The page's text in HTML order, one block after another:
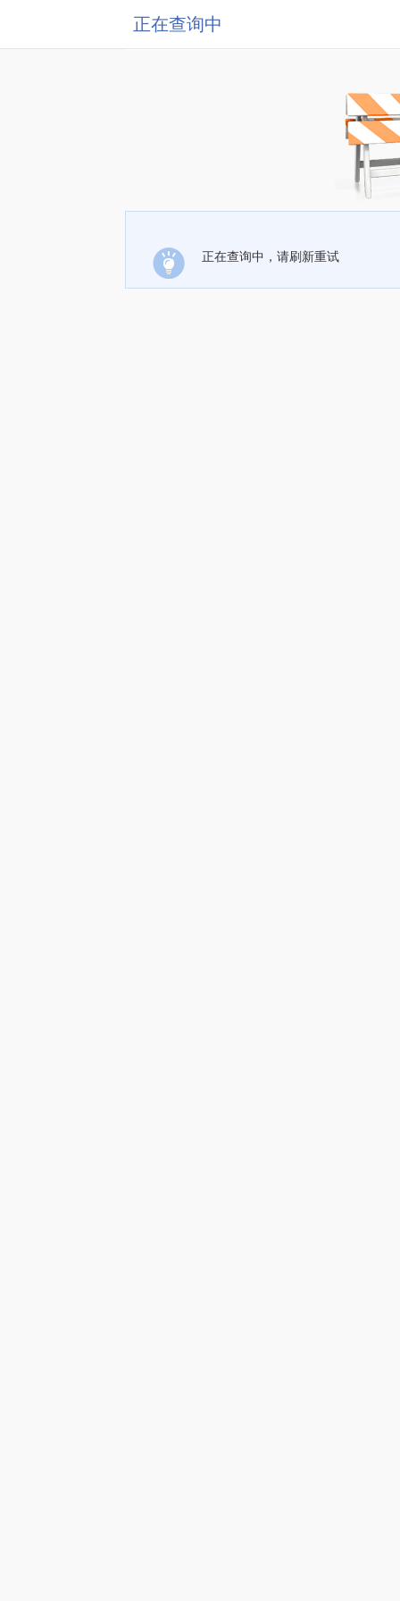
正在查询中
正在查询中，请刷新重试